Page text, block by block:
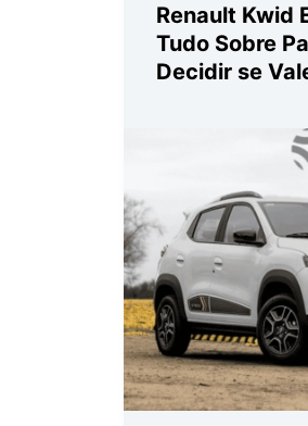
Renault Kwid
Tudo Sobre
Decidir se